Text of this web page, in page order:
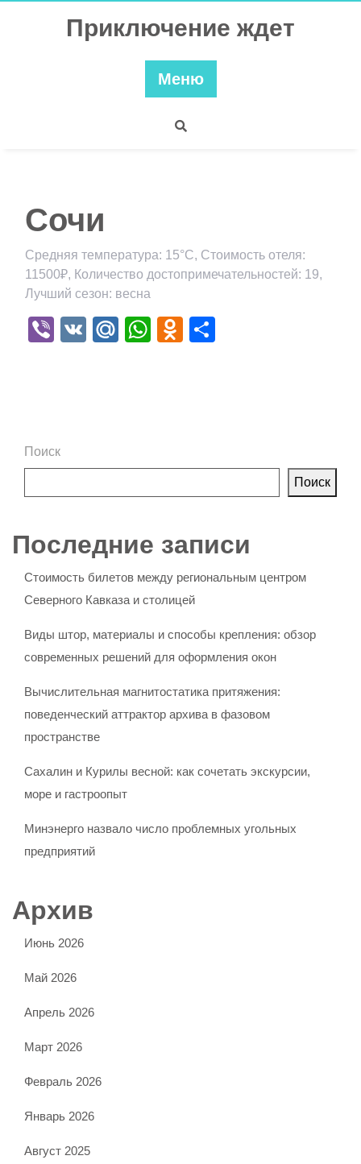
Приключение ждет
Меню
Сочи
Средняя температура: 15°C, Стоимость отеля:
11500₽, Количество достопримечательностей: 19,
Лучший сезон: весна
Viber
VK Mail.Ru
WhatsApp
Odnoklassniki
Поиск
Поиск
Последние записи
Стоимость билетов между региональным центром
Северного Кавказа и столицей
Виды штор, материалы и способы крепления: обзор
современных решений для оформления окон
Вычислительная магнитостатика притяжения:
поведенческий аттрактор архива в фазовом
пространстве
Сахалин и Курилы весной: как сочетать экскурсии,
море и гастроопыт
Минэнерго назвало число проблемных угольных
предприятий
Архив
Июнь 2026
Май 2026
Апрель 2026
Март 2026
Февраль 2026
Январь 2026
Август 2025